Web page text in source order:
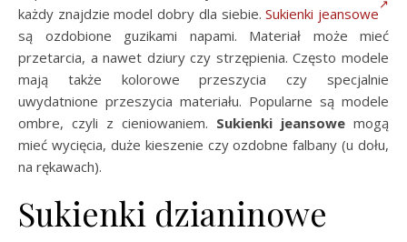
każdy znajdzie model dobry dla siebie.Sukienki jeansowe
są ozdobione guzikami napami. Materiał może mieć
przetarcia, a nawet dziury czy strzępienia. Często modele
mają także kolorowe przeszycia czy specjalnie
uwydatnione przeszycia materiału. Popularne są modele
ombre, czyli z cieniowaniem. Sukienki jeansowe mogą
mieć wycięcia, duże kieszenie czy ozdobne falbany (u dołu,
na rękawach).
Sukienki dzianinowe